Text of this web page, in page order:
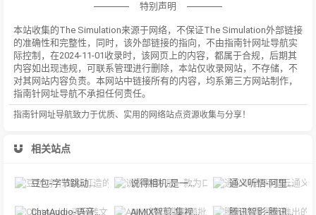
特别声明
本站收集的The Simulation来源于网络，不保证The Simulation外部链接
的准确性和完整性，同时，该外部链接的指向，不由指南针网址导航实
际控制，在2024-11-01收录时，该网页上的内容，都属于合规，后期其
内容如出现违规，可联系管理进行删除，本站仅收录网站，不存储，不
对其网站内容负责。本网站中链接所有的内容，均系第三方网站制作，
指南针网址导航不承担任何责任。
指南针网址导航致力于优质、实用的网络站点资源收集与分享！
相关站点
豆包-字节跳动打造的多功能AI对话工具 说得相机-是一款为口播视频创作者量身定制的智能拍摄工具 通义听悟-阿里云通义听悟是聚焦音视频内容的工作学习AI助手
ChatAudio-语音转文字 + 总结 + 对话 AIMIX智剪-集视频批量混剪、文案、字幕生成、语音合成等短视频运营功能于一 腾讯智影-腾讯推出的在线智能视频创作平台